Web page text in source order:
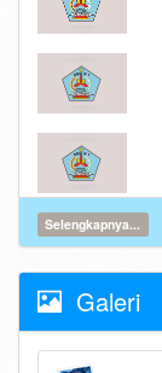
Selengkapnya...
Galeri